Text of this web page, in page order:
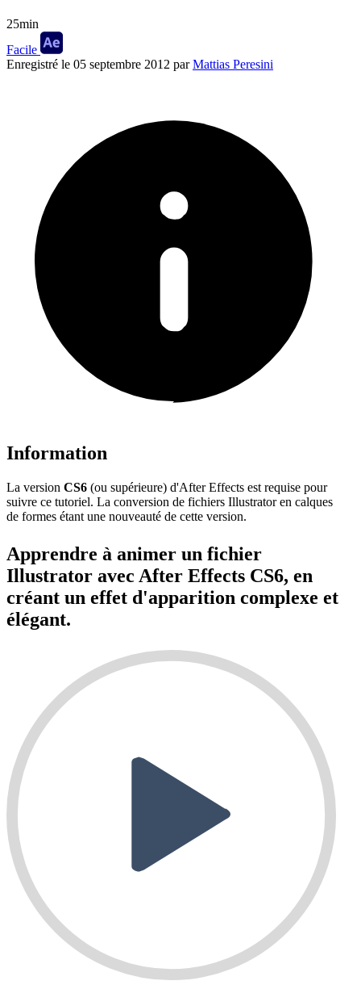
25min
Facile
Enregistré le 05 septembre 2012 parMattias Peresini
Information
La version CS6 (ou supérieure) d'After Effects est requise pour
suivre ce tutoriel. La conversion de fichiers Illustrator en calques
de formes étant une nouveauté de cette version.
Apprendre à animer un fichier
Illustrator avec After Effects CS6, en
créant un effet d'apparition complexe et
élégant.